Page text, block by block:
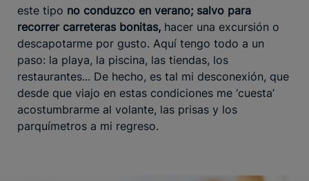
este tipo no conduzco en verano; salvo para
recorrer carreteras bonitas, hacer una excursión o
descapotarme por gusto. Aquí tengo todo a un
paso: la playa, la piscina, las tiendas, los
restaurantes... De hecho, es tal mi desconexión, que
desde que viajo en estas condiciones me ‘cuesta’
acostumbrarme al volante, las prisas y los
parquímetros a mi regreso.